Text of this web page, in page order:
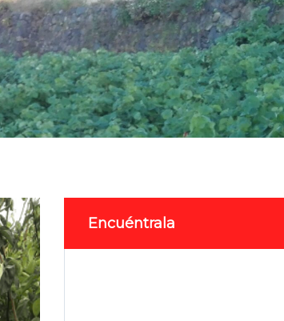
Encuéntrala